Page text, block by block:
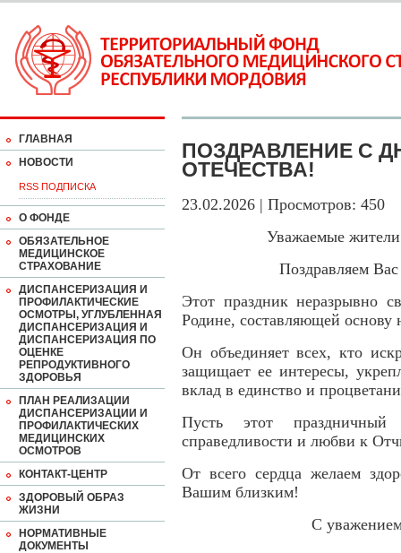
ГЛАВНАЯ
НОВОСТИ
RSS ПОДПИСКА
О ФОНДЕ
ОБЯЗАТЕЛЬНОЕ
МЕДИЦИНСКОЕ
СТРАХОВАНИЕ
ДИСПАНСЕРИЗАЦИЯ И
ПРОФИЛАКТИЧЕСКИЕ
ОСМОТРЫ, УГЛУБЛЕННАЯ
ДИСПАНСЕРИЗАЦИЯ И
ДИСПАНСЕРИЗАЦИЯ ПО
ОЦЕНКЕ
РЕПРОДУКТИВНОГО
ЗДОРОВЬЯ
ПЛАН РЕАЛИЗАЦИИ
ДИСПАНСЕРИЗАЦИИ И
ПРОФИЛАКТИЧЕСКИХ
МЕДИЦИНСКИХ
ОСМОТРОВ
КОНТАКТ-ЦЕНТР
ЗДОРОВЫЙ ОБРАЗ
ЖИЗНИ
НОРМАТИВНЫЕ
ДОКУМЕНТЫ
ПОЗДРАВЛЕНИЕ С
ОТЕЧЕСТВА!
23.02.2026 | Просмотров: 450
Уважаемые
Поздравляем
Этот праздник неразрывно
Родине, составляющей основу
Он объединяет всех, кто
защищает ее интересы,
вклад в единство и
Пусть этот
справедливости и любви к
От всего сердца желаем
Вашим близким!
С